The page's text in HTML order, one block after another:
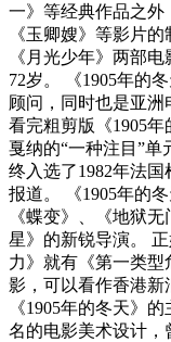
一》等经典作品之外
《玉卿嫂》等影片
《月光少年》两部
72岁。 《1905年的
顾问，同时也是亚
看完粗剪版《1905
戛纳的“一种注目”
终入选了1982年法国
报道。 《1905年的
《蝶变》、《地狱
星》的新锐导演。
力》就有《第一类
影，可以看作香港新
《1905年的冬天》
名的电影美术设计，